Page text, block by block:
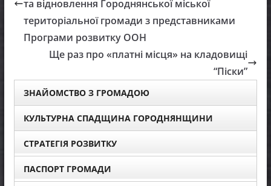
та відновлення Городнянської міської
територіальної громади з представниками
Програми розвитку ООН
Ще раз про «платні місця» на кладовищі
“Піски”
ЗНАЙОМСТВО З ГРОМАДОЮ
КУЛЬТУРНА СПАДЩИНА ГОРОДНЯНЩИНИ
СТРАТЕГІЯ РОЗВИТКУ
ПАСПОРТ ГРОМАДИ